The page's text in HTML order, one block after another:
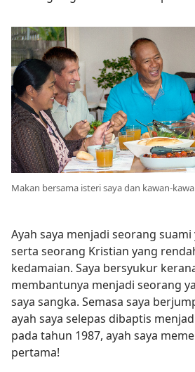
Makan bersama isteri saya dan kawan-
Ayah saya menjadi seorang
serta seorang Kristian yang
kedamaian. Saya bersyukur
membantunya menjadi seorang
saya sangka. Semasa saya
ayah saya selepas dibaptis
pada tahun 1987, ayah saya
pertama!